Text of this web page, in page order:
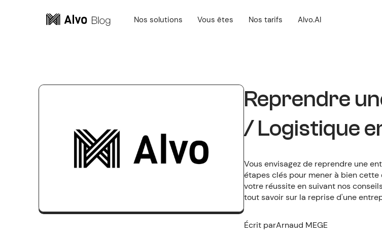
Nos solutions Vous êtes Nos tarifs Alvo.AI
Reprendre
/ Logistique
Vous envisagez de reprendre une
étapes clés pour mener à bien
votre réussite en suivant nos
tout savoir sur la reprise d'une
Écrit parArnaud MEGE